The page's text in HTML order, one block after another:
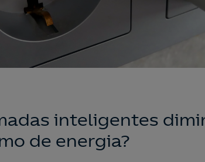
inteligentes
de energia?